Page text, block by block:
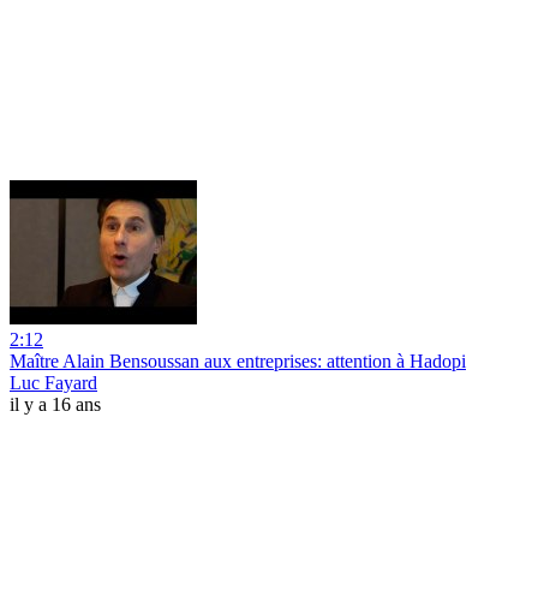
2:12
Maître Alain Bensoussan aux entreprises: attention à Hadopi
Luc Fayard
il y a 16 ans